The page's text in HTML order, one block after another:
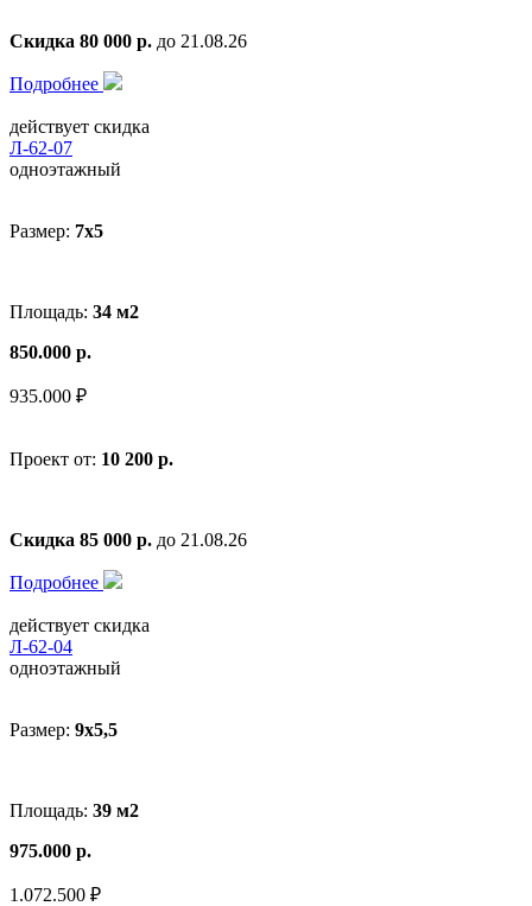
Скидка 80 000 р. до 21.08.26
Подробнее
действует скидка
Л-62-07
одноэтажный
Размер: 7x5
Площадь: 34 м2
850.000 р.
935.000 ₽
Проект от: 10 200 р.
Скидка 85 000 р. до 21.08.26
Подробнее
действует скидка
Л-62-04
одноэтажный
Размер: 9x5,5
Площадь: 39 м2
975.000 р.
1.072.500 ₽